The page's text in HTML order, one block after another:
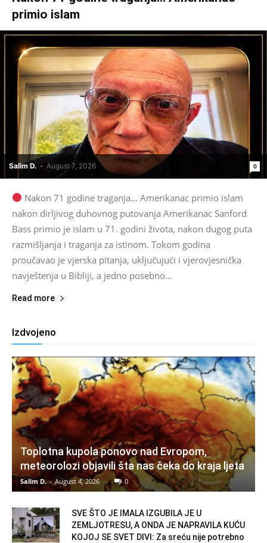
primio islam
Salim D. - August 7, 2026 0
Nakon 71 godine traganja… Amerikanac primio islam
nakon dirljivog duhovnog putovanja Amerikanac Sanford
Bass primio je islam u 71. godini života, nakon dugog puta
razmišljanja i traganja za istinom. Tokom godina
proučavao je vjerska pitanja, uključujući i vjerovjesnička
navještenja u Bibliji, a jedno posebno...
Read more
Izdvojeno
Toplotna kupola ponovo nad Evropom,
meteorolozi objavili šta nas čeka do kraja ljeta
Salim D. - August 4, 2026 0
SVE ŠTO JE IMALA IZGUBILA JE U
ZEMLJOTRESU, A ONDA JE NAPRAVILA KUĆU
KOJOJ SE SVET DIVI: Za sreću nije potrebno